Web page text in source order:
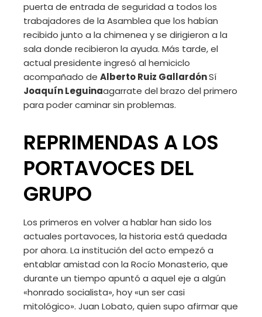
puerta de entrada de seguridad a todos los
trabajadores de la Asamblea que los habían
recibido junto a la chimenea y se dirigieron a la
sala donde recibieron la ayuda. Más tarde, el
actual presidente ingresó al hemiciclo
acompañado de Alberto Ruiz GallardónSí
Joaquín Leguinaagarrate del brazo del primero
para poder caminar sin problemas.
REPRIMENDAS A LOS
PORTAVOCES DEL
GRUPO
Los primeros en volver a hablar han sido los
actuales portavoces, la historia está quedada
por ahora. La institución del acto empezó a
entablar amistad con la Rocío Monasterio, que
durante un tiempo apuntó a aquel eje a algún
«honrado socialista», hoy «un ser casi
mitológico». Juan Lobato, quien supo afirmar que